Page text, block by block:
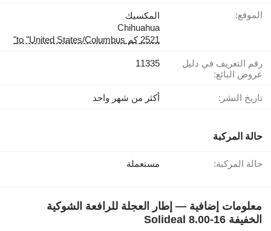
الموقع:
المكسيك
Chihuahua
2521 كم to "United States/Columbus"
رقم التعريف في دليل
عروض البائع:
11335
تاريخ النشر: أكثر من شهر واحد
حالة المركبة
حالة المركبة: مستعملة
معلومات إضافية — إطار العجلة للرافعة الشوكية
الخفيفة Solideal 8.00-16